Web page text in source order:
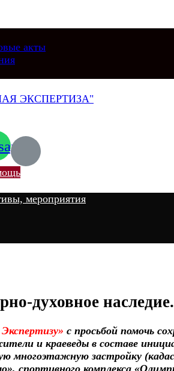
акты
мероприятия
духовное
с просьбой помочь
и краеведы в составе
многоэтажную застройку